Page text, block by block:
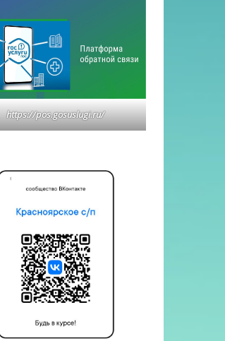
https://pos.gosuslugi.ru/